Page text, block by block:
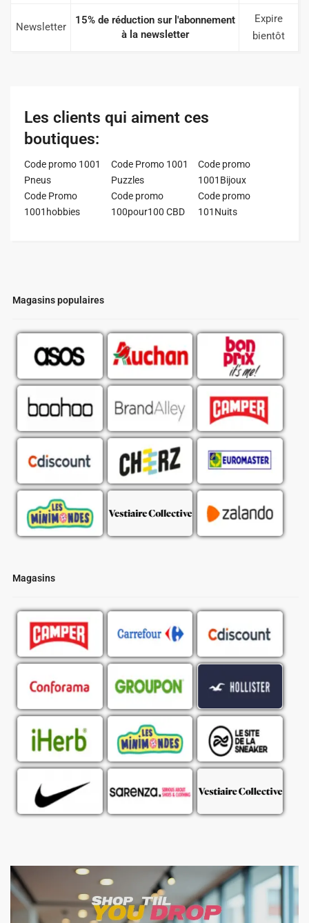
Magasins populaires
Magasins
Newsletter
15% de réduction sur l'abonnement
à la newsletter
Expire
bientôt
Les clients qui aiment ces
boutiques:
Code promo 1001
Pneus
Code Promo 1001
Puzzles
Code promo
1001Bijoux
Code Promo
1001hobbies
Code promo
100pour100 CBD
Code promo
101Nuits